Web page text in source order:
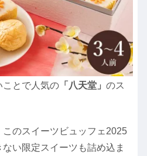
ことで人気の 「八天堂」 のス
このスイーツビュッフェ2025
い限定スイーツも詰め込ま